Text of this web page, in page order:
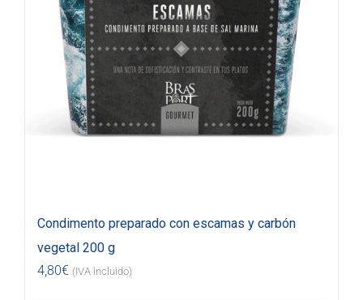
Condimento preparado con escamas y carbón
vegetal 200 g
4,80€ (IVA incluido)